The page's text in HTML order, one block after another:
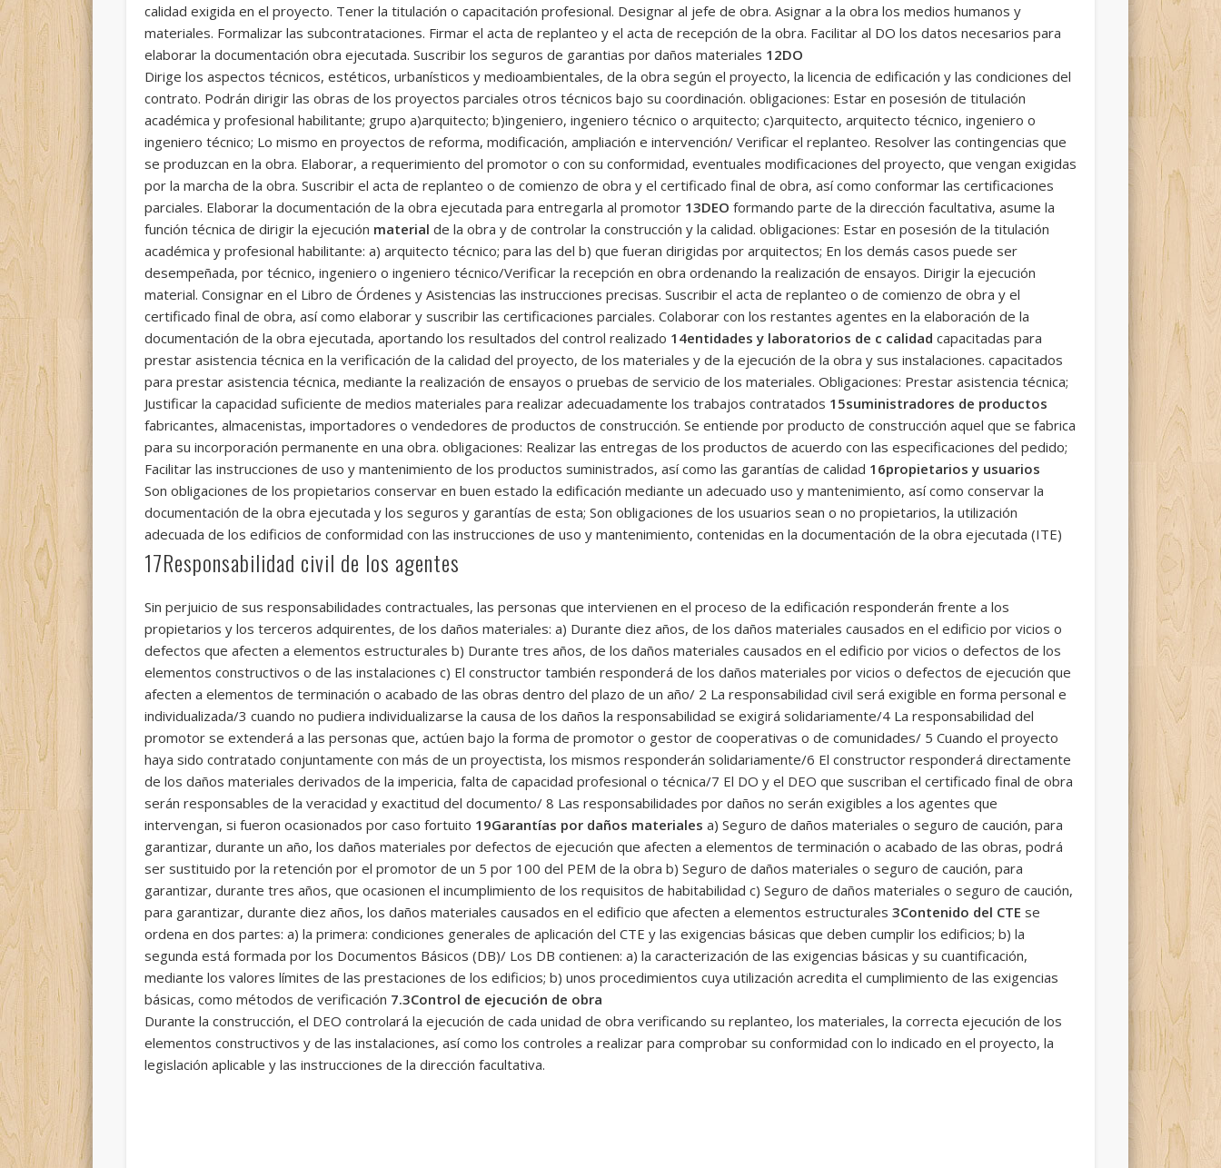
calidad exigida en el proyecto. Tener la titulación o capacitación profesional. Designar al jefe de obra. Asignar a la obra los medios humanos y
materiales. Formalizar las subcontrataciones. Firmar el acta de replanteo y el acta de recepción de la obra. Facilitar al DO los datos necesarios para
elaborar la documentación obra ejecutada. Suscribir los seguros de garantias por daños materiales 12DO
Dirige los aspectos técnicos, estéticos, urbanísticos y medioambientales, de la obra según el proyecto, la licencia de edificación y las condiciones del
contrato. Podrán dirigir las obras de los proyectos parciales otros técnicos bajo su coordinación. obligaciones: Estar en posesión de titulación
académica y profesional habilitante; grupo a)arquitecto; b)ingeniero, ingeniero técnico o arquitecto; c)arquitecto, arquitecto técnico, ingeniero o
ingeniero técnico; Lo mismo en proyectos de reforma, modificación, ampliación e intervención/ Verificar el replanteo. Resolver las contingencias que
se produzcan en la obra. Elaborar, a requerimiento del promotor o con su conformidad, eventuales modificaciones del proyecto, que vengan exigidas
por la marcha de la obra. Suscribir el acta de replanteo o de comienzo de obra y el certificado final de obra, así como conformar las certificaciones
parciales. Elaborar la documentación de la obra ejecutada para entregarla al promotor 13DEO formando parte de la dirección facultativa, asume la
función técnica de dirigir la ejecución material de la obra y de controlar la construcción y la calidad. obligaciones: Estar en posesión de la titulación
académica y profesional habilitante: a) arquitecto técnico; para las del b) que fueran dirigidas por arquitectos; En los demás casos puede ser
desempeñada, por técnico, ingeniero o ingeniero técnico/Verificar la recepción en obra ordenando la realización de ensayos. Dirigir la ejecución
material. Consignar en el Libro de Órdenes y Asistencias las instrucciones precisas. Suscribir el acta de replanteo o de comienzo de obra y el
certificado final de obra, así como elaborar y suscribir las certificaciones parciales. Colaborar con los restantes agentes en la elaboración de la
documentación de la obra ejecutada, aportando los resultados del control realizado 14entidades y laboratorios de c calidad capacitadas para
prestar asistencia técnica en la verificación de la calidad del proyecto, de los materiales y de la ejecución de la obra y sus instalaciones. capacitados
para prestar asistencia técnica, mediante la realización de ensayos o pruebas de servicio de los materiales. Obligaciones: Prestar asistencia técnica;
Justificar la capacidad suficiente de medios materiales para realizar adecuadamente los trabajos contratados 15suministradores de productos
fabricantes, almacenistas, importadores o vendedores de productos de construcción. Se entiende por producto de construcción aquel que se fabrica
para su incorporación permanente en una obra. obligaciones: Realizar las entregas de los productos de acuerdo con las especificaciones del pedido;
Facilitar las instrucciones de uso y mantenimiento de los productos suministrados, así como las garantías de calidad 16propietarios y usuarios
Son obligaciones de los propietarios conservar en buen estado la edificación mediante un adecuado uso y mantenimiento, así como conservar la
documentación de la obra ejecutada y los seguros y garantías de esta; Son obligaciones de los usuarios sean o no propietarios, la utilización
adecuada de los edificios de conformidad con las instrucciones de uso y mantenimiento, contenidas en la documentación de la obra ejecutada (ITE)
17Responsabilidad civil de los agentes
Sin perjuicio de sus responsabilidades contractuales, las personas que intervienen en el proceso de la edificación responderán frente a los
propietarios y los terceros adquirentes, de los daños materiales: a) Durante diez años, de los daños materiales causados en el edificio por vicios o
defectos que afecten a elementos estructurales b) Durante tres años, de los daños materiales causados en el edificio por vicios o defectos de los
elementos constructivos o de las instalaciones c) El constructor también responderá de los daños materiales por vicios o defectos de ejecución que
afecten a elementos de terminación o acabado de las obras dentro del plazo de un año/ 2 La responsabilidad civil será exigible en forma personal e
individualizada/3 cuando no pudiera individualizarse la causa de los daños la responsabilidad se exigirá solidariamente/4 La responsabilidad del
promotor se extenderá a las personas que, actúen bajo la forma de promotor o gestor de cooperativas o de comunidades/ 5 Cuando el proyecto
haya sido contratado conjuntamente con más de un proyectista, los mismos responderán solidariamente/6 El constructor responderá directamente
de los daños materiales derivados de la impericia, falta de capacidad profesional o técnica/7 El DO y el DEO que suscriban el certificado final de obra
serán responsables de la veracidad y exactitud del documento/ 8 Las responsabilidades por daños no serán exigibles a los agentes que
intervengan, si fueron ocasionados por caso fortuito 19Garantías por daños materiales a) Seguro de daños materiales o seguro de caución, para
garantizar, durante un año, los daños materiales por defectos de ejecución que afecten a elementos de terminación o acabado de las obras, podrá
ser sustituido por la retención por el promotor de un 5 por 100 del PEM de la obra b) Seguro de daños materiales o seguro de caución, para
garantizar, durante tres años, que ocasionen el incumplimiento de los requisitos de habitabilidad c) Seguro de daños materiales o seguro de caución,
para garantizar, durante diez años, los daños materiales causados en el edificio que afecten a elementos estructurales 3Contenido del CTE se
ordena en dos partes: a) la primera: condiciones generales de aplicación del CTE y las exigencias básicas que deben cumplir los edificios; b) la
segunda está formada por los Documentos Básicos (DB)/ Los DB contienen: a) la caracterización de las exigencias básicas y su cuantificación,
mediante los valores límites de las prestaciones de los edificios; b) unos procedimientos cuya utilización acredita el cumplimiento de las exigencias
básicas, como métodos de verificación 7.3Control de ejecución de obra
Durante la construcción, el DEO controlará la ejecución de cada unidad de obra verificando su replanteo, los materiales, la correcta ejecución de los
elementos constructivos y de las instalaciones, así como los controles a realizar para comprobar su conformidad con lo indicado en el proyecto, la
legislación aplicable y las instrucciones de la dirección facultativa.